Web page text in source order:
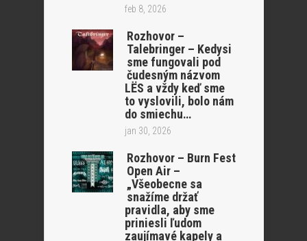
feb 8, 2026
Rozhovor –
Talebringer – Kedysi
sme fungovali pod
čudesným názvom
LËS a vždy keď sme
to vyslovili, bolo nám
do smiechu…
jan 30, 2026
Rozhovor – Burn Fest
Open Air –
„Všeobecne sa
snažíme držať
pravidla, aby sme
priniesli ľudom
zaujímavé kapely a